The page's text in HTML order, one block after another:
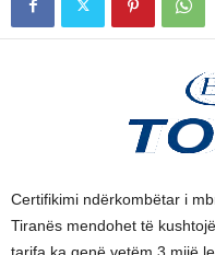
Certifikimi ndërkombëtar i
Tiranës mendohet të